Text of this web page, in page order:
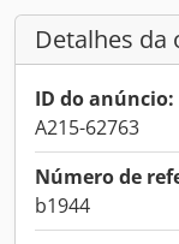
Detalhes da
ID do anúncio:
A215-62763
Número de
b1944